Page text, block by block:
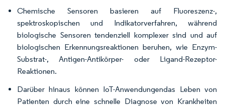
Chemische Sensoren basieren auf Fluoreszenz-,
spektroskopischen und Indikatorverfahren, während
biologische Sensoren tendenziell komplexer sind und auf
biologischen Erkennungsreaktionen beruhen, wie Enzym-
Substrat-, Antigen-Antikörper- oder Ligand-Rezeptor-
Reaktionen.
Darüber hinaus können IoT-Anwendungendas Leben von
Patienten durch eine schnelle Diagnose von Krankheiten